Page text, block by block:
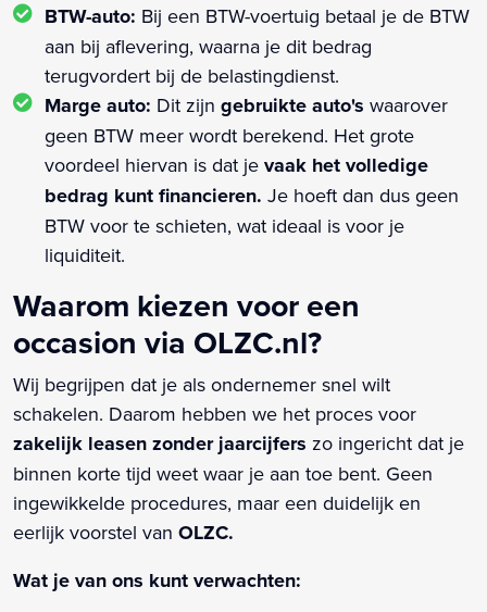
BTW-auto: Bij een BTW-voertuig betaal je de BTW
aan bij aflevering, waarna je dit bedrag
terugvordert bij de belastingdienst.
Marge auto: Dit zijn gebruikte auto's waarover
geen BTW meer wordt berekend. Het grote
voordeel hiervan is dat je vaak het volledige
bedrag kunt financieren. Je hoeft dan dus geen
BTW voor te schieten, wat ideaal is voor je
liquiditeit.
Waarom kiezen voor een
occasion via OLZC.nl?
Wij begrijpen dat je als ondernemer snel wilt
schakelen. Daarom hebben we het proces voor
zakelijk leasen zonder jaarcijfers zo ingericht dat je
binnen korte tijd weet waar je aan toe bent. Geen
ingewikkelde procedures, maar een duidelijk en
eerlijk voorstel van OLZC.
Wat je van ons kunt verwachten: